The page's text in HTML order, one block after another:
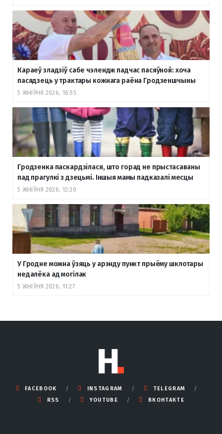
Караеў зладзіў сабе чэлендж падчас пасяўной: хоча
пасядзець у трактары кожнага раёна Гродзеншчыны
5 ЖНІЎНЯ 2026, 16:55
Гродзенка паскардзілася, што горад не прыстасаваны
пад прагулкі з дзецьмі. Іншыя мамы падказалі месцы
5 ЖНІЎНЯ 2026, 12:30
У Гродне можна ўзяць у арэнду пункт прыёму шклотары
недалёка ад могілак
5 ЖНІЎНЯ 2026, 11:27
FACEBOOK INSTAGRAM
TELEGRAM
RSS
YOUTUBE ВКОНТАКТЕ